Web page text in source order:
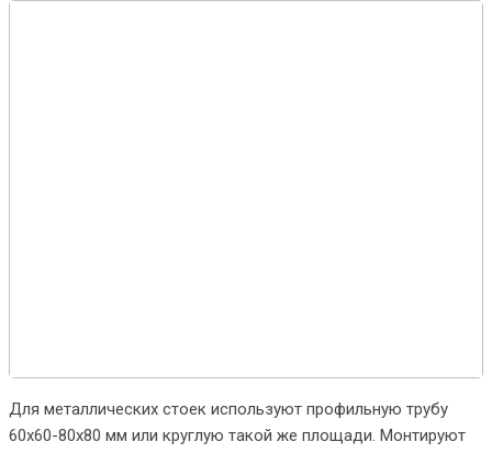
Для металлических стоек используют профильную трубу
60х60-80х80 мм или круглую такой же площади. Монтируют